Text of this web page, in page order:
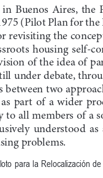
in  Buenos  Aires,  the
(Pilot Plan for the
revisiting the
housing  self-
of the idea of
under debate, th
between two approac
part  of  a wider
to all members of a
understood  as
problems.
para la Relocalización